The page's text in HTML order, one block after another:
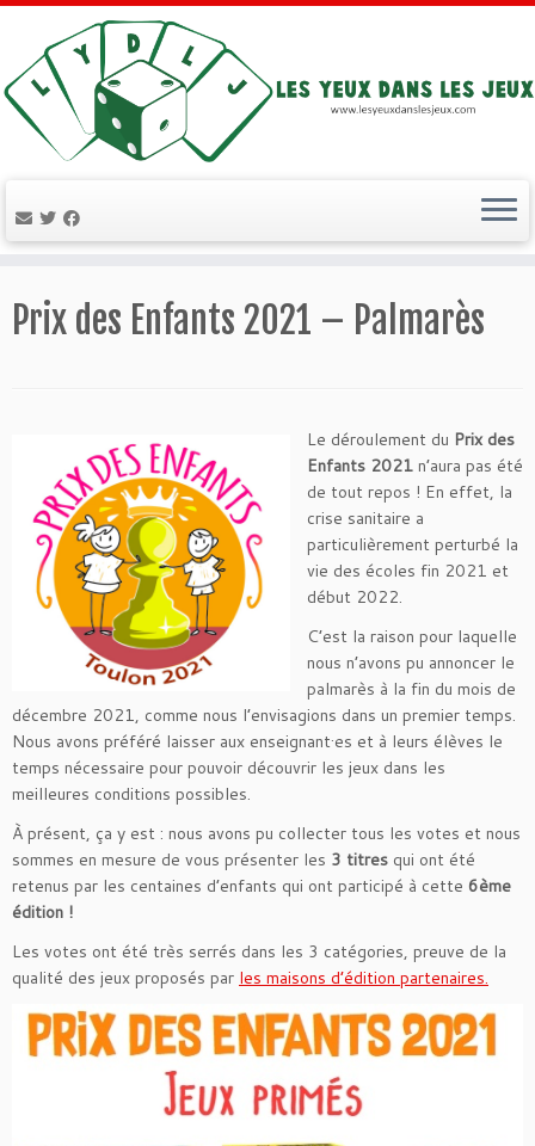
au
contenu
Prix des Enfants 2021 – Palmarès
Le déroulement du Prix des
Enfants 2021 n’aura pas été
de tout repos ! En effet, la
crise sanitaire a
particulièrement perturbé la
vie des écoles fin 2021 et
début 2022.
C’est la raison pour laquelle
nous n’avons pu annoncer le
palmarès à la fin du mois de
décembre 2021, comme nous l’envisagions dans un premier temps.
Nous avons préféré laisser aux enseignant·es et à leurs élèves le
temps nécessaire pour pouvoir découvrir les jeux dans les
meilleures conditions possibles.
À présent, ça y est : nous avons pu collecter tous les votes et nous
sommes en mesure de vous présenter les 3 titres qui ont été
retenus par les centaines d’enfants qui ont participé à cette 6ème
édition !
Les votes ont été très serrés dans les 3 catégories, preuve de la
qualité des jeux proposés par les maisons d’édition partenaires.